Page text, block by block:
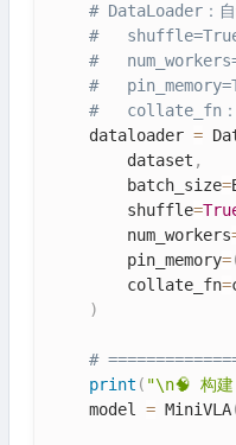
# DataLoader：
#   shuffle=True
#
#
#   collate_fn：
    dataloader
=
        dataset
,
        batch_size
=
        shuffle
=
        num_workers
        pin_memory
=
        collate_fn
=
)
#
print ( "\n🧠 构
    model
= MiniVLA